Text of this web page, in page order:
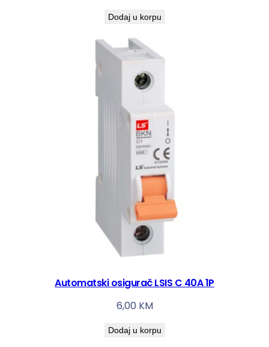
Dodaj u korpu
Automatski osigurač LSIS C 40A 1P
6,00 KM
Dodaj u korpu